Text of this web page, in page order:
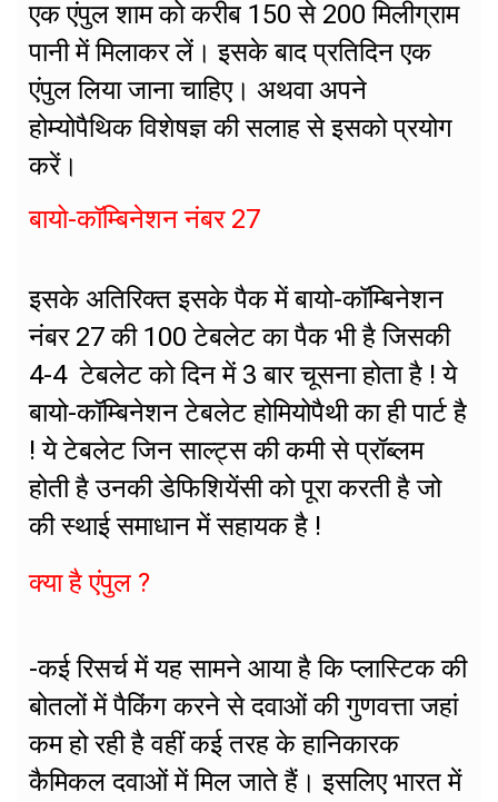
एक एंपुल शाम को करीब 150 से 200 मिलीग्राम
पानी में मिलाकर लें। इसके बाद प्रतिदिन एक
एंपुल लिया जाना चाहिए। अथवा अपने
होम्योपैथिक विशेषज्ञ की सलाह से इसको प्रयोग
करें।
बायो-कॉम्बिनेशन नंबर 27
इसके अतिरिक्त इसके पैक में बायो-कॉम्बिनेशन
नंबर 27 की 100 टेबलेट का पैक भी है जिसकी
4-4 टेबलेट को दिन में 3 बार चूसना होता है ! ये
बायो-कॉम्बिनेशन टेबलेट होमियोपैथी का ही पार्ट है
! ये टेबलेट जिन साल्ट्स की कमी से प्रॉब्लम
होती है उनकी डेफिशियेंसी को पूरा करती है जो
की स्थाई समाधान में सहायक है !
क्या है एंपुल ?
-कई रिसर्च में यह सामने आया है कि प्लास्टिक की
बोतलों में पैकिंग करने से दवाओं की गुणवत्ता जहां
कम हो रही है वहीं कई तरह के हानिकारक
कैमिकल दवाओं में मिल जाते हैं। इसलिए भारत में